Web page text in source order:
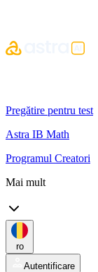
Pregătire pentru test
Astra IB Math
Programul Creatori
Mai mult
ro
Autentificare